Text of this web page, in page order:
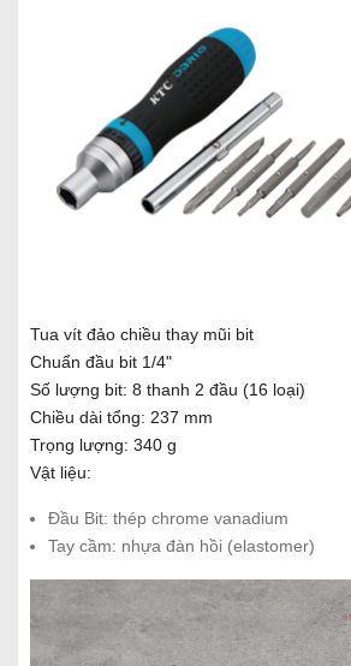
Tua vít đảo chiều thay mũi bit
Chuẩn đầu bit 1/4"
Số lượng bit: 8 thanh 2 đầu (16 loại)
Chiều dài tổng: 237 mm
Trọng lượng: 340 g
Vật liệu:
Đầu Bit: thép chrome vanadium
Tay cầm: nhựa đàn hồi (elastomer)